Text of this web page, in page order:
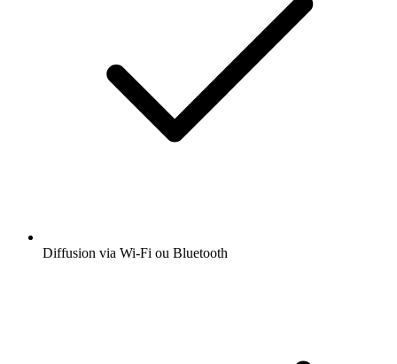
Diffusion via Wi-Fi ou Bluetooth